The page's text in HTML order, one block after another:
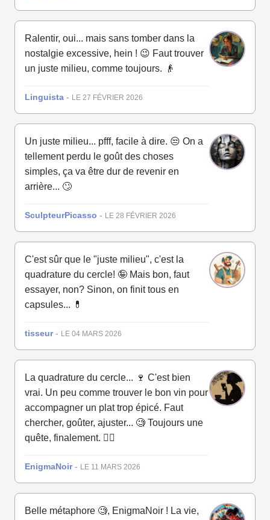
Ralentir, oui... mais sans tomber dans la
nostalgie excessive, hein ! 😉 Faut trouver
un juste milieu, comme toujours. 👴
Linguista - LE 27 FÉVRIER 2026
Un juste milieu... pfff, facile à dire. 😒 On a
tellement perdu le goût des choses
simples, ça va être dur de revenir en
arrière... 🙄
SculpteurPicasso - LE 28 FÉVRIER 2026
C'est sûr que le "juste milieu", c'est la
quadrature du cercle! 🤪 Mais bon, faut
essayer, non? Sinon, on finit tous en
capsules... 💊
tisseur- LE 04 MARS 2026
La quadrature du cercle... 🍷 C'est bien
vrai. Un peu comme trouver le bon vin pour
accompagner un plat trop épicé. Faut
chercher, goûter, ajuster... 🧐 Toujours une
quête, finalement. 🧘‍♂️
EnigmaNoir- LE 11 MARS 2026
Belle métaphore 🧐, EnigmaNoir ! La vie,